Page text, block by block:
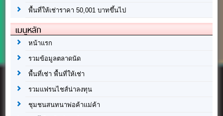
พื้นที่ให้เช่าราคา 50,001 บาทขึ้นไป
เมนูหลัก
หน้าแรก
รวมข้อมูลตลาดนัด
พื้นที่เช่า พื้นที่ให้เช่า
รวมแฟรนไชส์น่าลงทุน
ชุมชนสนทนาพ่อค้าแม่ค้า